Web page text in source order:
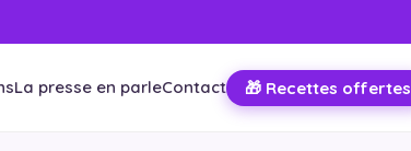
La presse en parleContact 🎁 Recettes offertes